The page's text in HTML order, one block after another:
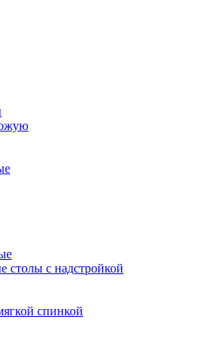
столы с надстройкой
спинкой